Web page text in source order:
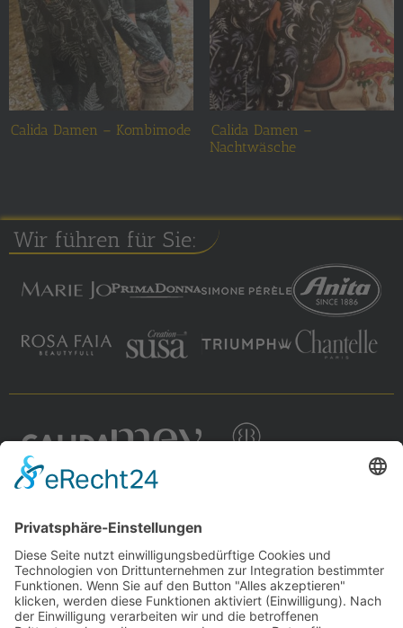
Calida Damen – Kombimode
Calida Damen –
Nachtwäsche
Wir führen für Sie: